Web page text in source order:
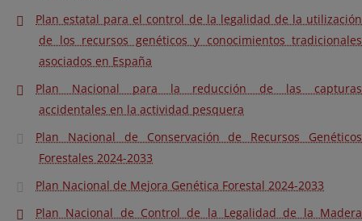
Plan estatal para el control de la legalidad de la utilización
de los recursos genéticos y conocimientos tradicionales
asociados en España
Plan Nacional para la reducción de las capturas
accidentales en la actividad pesquera
Plan Nacional de Conservación de Recursos Genéticos
Forestales 2024-2033
Plan Nacional de Mejora Genética Forestal 2024-2033
Plan Nacional de Control de la Legalidad de la Madera